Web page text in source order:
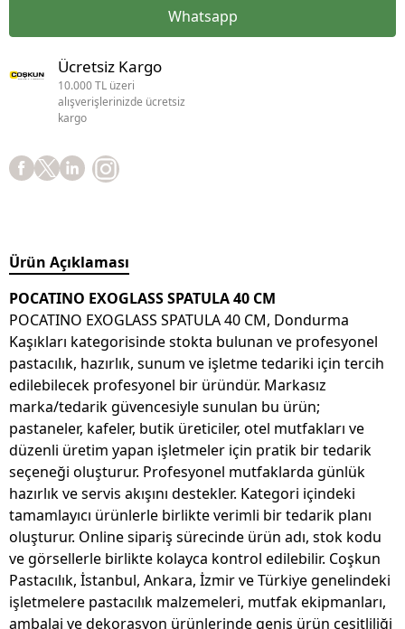
Whatsapp
Ücretsiz Kargo
10.000 TL üzeri
alışverişlerinizde ücretsiz
kargo
Ürün Açıklaması
POCATINO EXOGLASS SPATULA 40 CM
POCATINO EXOGLASS SPATULA 40 CM, Dondurma
Kaşıkları kategorisinde stokta bulunan ve profesyonel
pastacılık, hazırlık, sunum ve işletme tedariki için tercih
edilebilecek profesyonel bir üründür. Markasız
marka/tedarik güvencesiyle sunulan bu ürün;
pastaneler, kafeler, butik üreticiler, otel mutfakları ve
düzenli üretim yapan işletmeler için pratik bir tedarik
seçeneği oluşturur. Profesyonel mutfaklarda günlük
hazırlık ve servis akışını destekler. Kategori içindeki
tamamlayıcı ürünlerle birlikte verimli bir tedarik planı
oluşturur. Online sipariş sürecinde ürün adı, stok kodu
ve görsellerle birlikte kolayca kontrol edilebilir. Coşkun
Pastacılık, İstanbul, Ankara, İzmir ve Türkiye genelindeki
işletmelere pastacılık malzemeleri, mutfak ekipmanları,
ambalaj ve dekorasyon ürünlerinde geniş ürün çeşitliliği